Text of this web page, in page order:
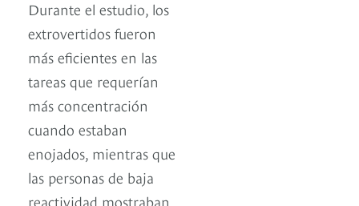
Durante el estudio, los
extrovertidos fueron
más eficientes en las
tareas que requerían
más concentración
cuando estaban
enojados, mientras que
las personas de baja
reactividad mostraban